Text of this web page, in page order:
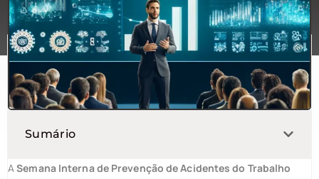
Sumário
ASemana Interna de Prevenção de Acidentes do Trabalho